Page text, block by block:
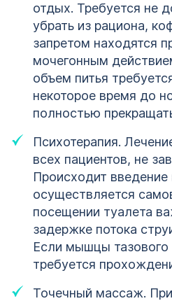
отдых. Требуется не
убрать из рациона,
запретом находятся
мочегонным
объем питья
некоторое время до
полностью
Психотерапия.
всех пациентов, не
Происходит введение
осуществляется
посещении туалета
задержке потока
Если мышцы
требуется
Точечный массаж.